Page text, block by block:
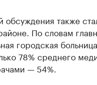
обсуждения также
По словам
городская
78% среднего
— 54%.